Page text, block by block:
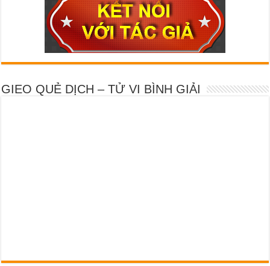
GIEO QUẺ DỊCH – TỬ VI BÌNH GIẢI